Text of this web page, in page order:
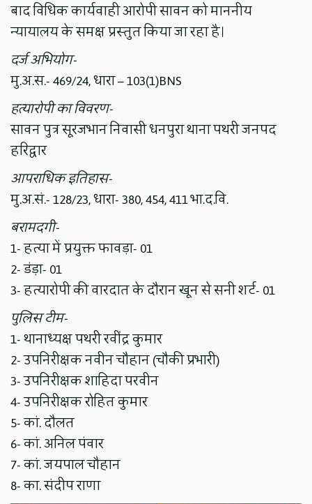
बाद विधिक कार्यवाही आरोपी सावन को माननीय
न्यायालय के समक्ष प्रस्तुत किया जा रहा है।
दर्ज अभियोग-
मु.अ.स.- 469/24, धारा – 103(1)BNS
हत्यारोपी का विवरण-
सावन पुत्र सूरजभान निवासी धनपुरा थाना पथरी जनपद
हरिद्वार
आपराधिक इतिहास-
मु.अ.सं.- 128/23, धारा- 380, 454, 411 भा.द.वि.
बरामदगी-
1- हत्या में प्रयुक्त फावड़ा- 01
2- डंड़ा- 01
3- हत्यारोपी की वारदात के दौरान खून से सनी शर्ट- 01
पुलिस टीम-
1- थानाध्यक्ष पथरी रवींद्र कुमार
2- उपनिरीक्षक नवीन चौहान (चौकी प्रभारी)
3- उपनिरीक्षक शाहिदा परवीन
4- उपनिरीक्षक रोहित कुमार
5- कां. दौलत
6- कां. अनिल पंवार
7- कां. जयपाल चौहान
8- का. संदीप राणा